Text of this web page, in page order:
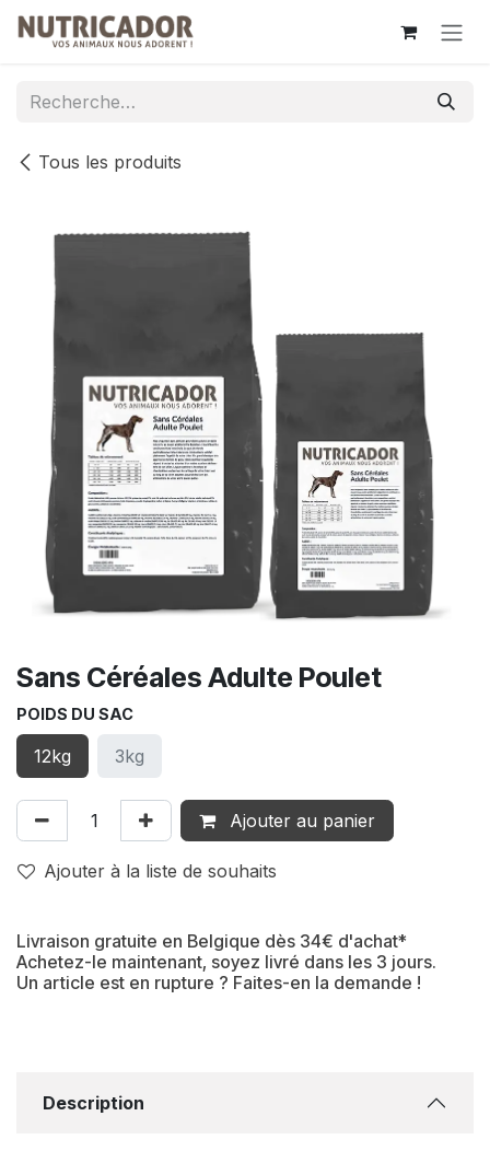
Se rendre au contenu
Tous les produits
Sans Céréales Adulte Poulet
POIDS DU SAC
12kg 3kg
Ajouter au panier
Ajouter à la liste de souhaits
Livraison gratuite en Belgique dès 34€ d'achat*
Achetez-le maintenant, soyez livré dans les 3 jours.
Un article est en rupture ? Faites-en la demande !
Description